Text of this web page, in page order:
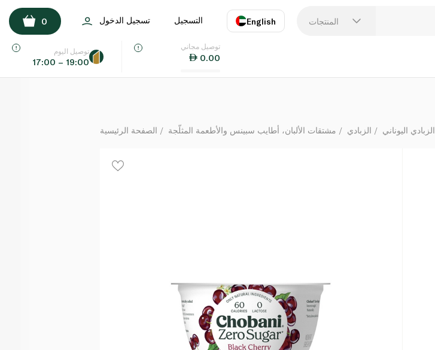
المنتجات English
اللغة
التسجيل تسجيل الدخول 0
توصيل مجاني
0.00
توصيل اليوم
17:00 – 19:00
زبادي يوناني تشوباني خالي الدسم بدون سكر بالكرز الأسود 150جم
الصفحة الرئيسية مشتقات الألبان، أطايب سبينس والأطعمة المثلّجة الزبادي الزبادي اليوناني